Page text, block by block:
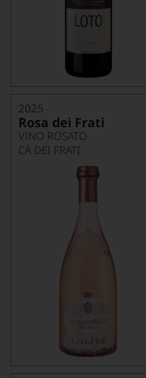
2025
Rosa dei Frati
VINO ROSATO
CÀ DEI FRATI